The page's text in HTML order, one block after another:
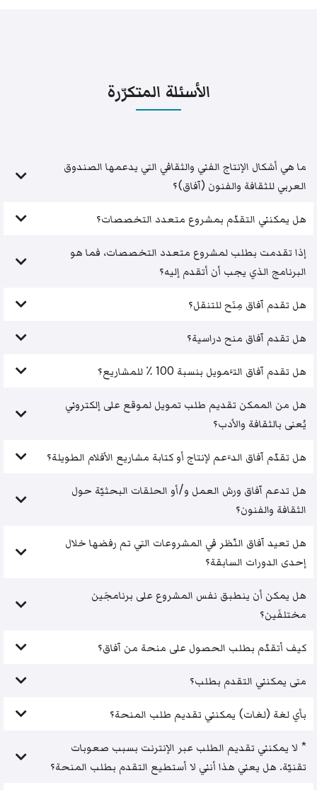
الأسئلة المتكرّرة
ما هي أشكال الإنتاج الفني والثقافي التي يدعمها الصندوق
العربي للثقافة والفنون (آفاق)؟
هل يمكنني التقدّم بمشروع متعدد التخصصات؟
إذا تقدمت بطلب لمشروع متعدد التخصصات، فما هو
البرنامج الذي يجب أن أتقدم إليه؟
هل تقدم آفاق مِنَح للتنقل؟
هل تقدم آفاق منح دراسية؟
هل تقدم آفاق التَّمويل بنسبة 100 ٪ للمشاريع؟
هل من الممكن تقديم طلب تمويل لموقع على إلكتروني
يُعنى بالثقافة والأدب؟
هل تقدّم آفاق الدَّعم لإنتاج أو كتابة مشاريع الأفلام الطويلة؟
هل تدعم آفاق ورش العمل و/أو الحلقات البحثيّة حول
الثقافة والفنون؟
هل تعيد آفاق النّظر في المشروعات التي تم رفضها خلال
إحدى الدورات السابقة؟
هل يمكن أن ينطبق نفس المشروع على برنامجَين
مختلفَين؟
كيف أتقدّم بطلب الحصول على منحة من آفاق؟
متى يمكنني التقدم بطلب؟
بأي لغة (لغات) يمكنني تقديم طلب المنحة؟
* لا يمكنني تقديم الطلب عبر الإنترنت بسبب صعوبات
تقنيّة. هل يعني هذا أنني لا أستطيع التقدم بطلب المنحة؟